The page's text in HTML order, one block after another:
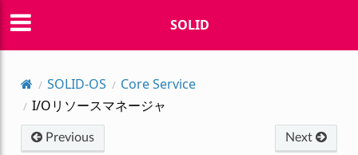
SOLID
SOLID-OS
Core Service
I/Oリソースマネージャ
Previous Next